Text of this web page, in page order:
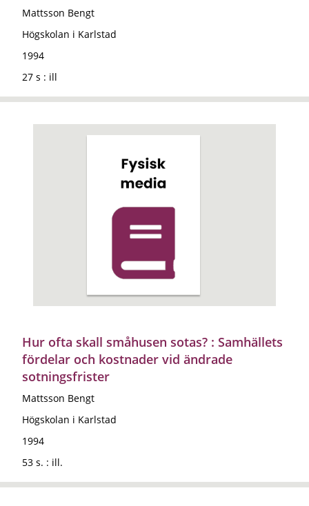
Mattsson Bengt
Högskolan i Karlstad
1994
27 s : ill
Hur ofta skall småhusen sotas? : Samhällets
fördelar och kostnader vid ändrade
sotningsfrister
Mattsson Bengt
Högskolan i Karlstad
1994
53 s. : ill.